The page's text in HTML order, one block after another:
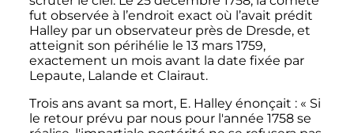
fut observée à l’endroit exact où l’avait prédit
Halley par un observateur près de Dresde, et
atteignit son périhélie le 13 mars 1759,
exactement un mois avant la date fixée par
Lepaute, Lalande et Clairaut.
Trois ans avant sa mort, E. Halley énonçait : « Si
le retour prévu par nous pour l'année 1758 se